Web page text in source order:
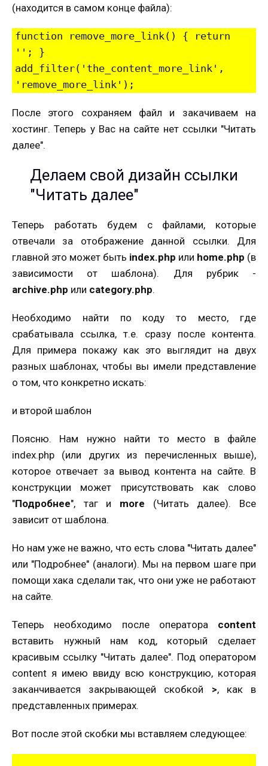
(находится в самом конце файла):
function remove_more_link() { return
''; }
add_filter('the_content_more_link',
'remove_more_link');
После этого сохраняем файл и закачиваем на
хостинг. Теперь у Вас на сайте нет ссылки "Читать
далее".
Делаем свой дизайн ссылки
"Читать далее"
Теперь работать будем с файлами, которые
отвечали за отображение данной ссылки. Для
главной это может быть index.php или home.php (в
зависимости от шаблона). Для рубрик -
archive.php или category.php.
Необходимо найти по коду то место, где
срабатывала ссылка, т.е. сразу после контента.
Для примера покажу как это выглядит на двух
разных шаблонах, чтобы вы имели представление
о том, что конкретно искать:
и второй шаблон
Поясню. Нам нужно найти то место в файле
index.php (или других из перечисленных выше),
которое отвечает за вывод контента на сайте. В
конструкции может присутствовать как слово
"Подробнее", таг и more (Читать далее). Все
зависит от шаблона.
Но нам уже не важно, что есть слова "Читать далее"
или "Подробнее" (аналоги). Мы на первом шаге при
помощи хака сделали так, что они уже не работают
на сайте.
Теперь необходимо после оператора content
вставить нужный нам код, который сделает
красивым ссылку "Читать далее". Под оператором
content я имею ввиду всю конструкцию, которая
заканчивается закрывающей скобкой >, как в
представленных примерах.
Вот после этой скобки мы вставляем следующее: